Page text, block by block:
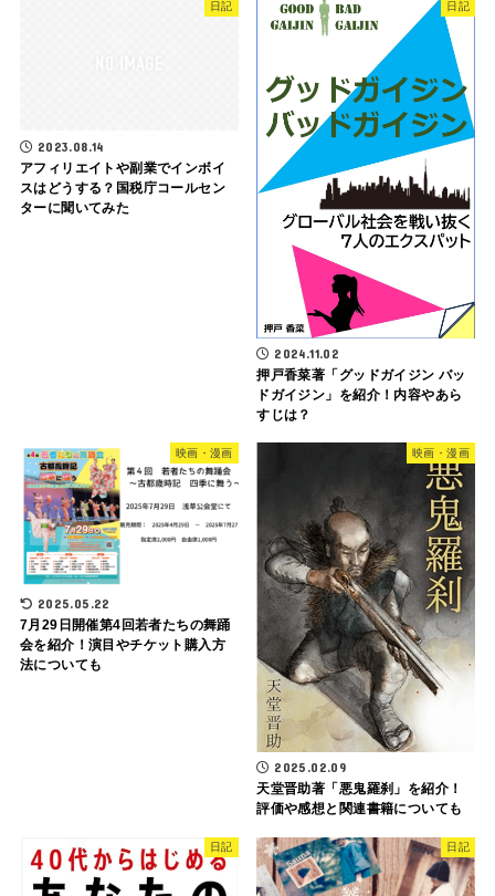
日記
2023.08.14
アフィリエイトや副業でインボイ
スはどうする？国税庁コールセン
ターに聞いてみた
日記
2024.11.02
押戸香菜著「グッドガイジン バッ
ドガイジン」を紹介！内容やあら
すじは？
映画・漫画
2025.05.22
7月29日開催第4回若者たちの舞踊
会を紹介！演目やチケット購入方
法についても
映画・漫画
2025.02.09
天堂晋助著「悪鬼羅刹」を紹介！
評価や感想と関連書籍についても
日記 日記